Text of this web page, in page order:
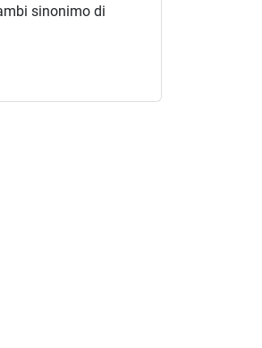
sinonimo di